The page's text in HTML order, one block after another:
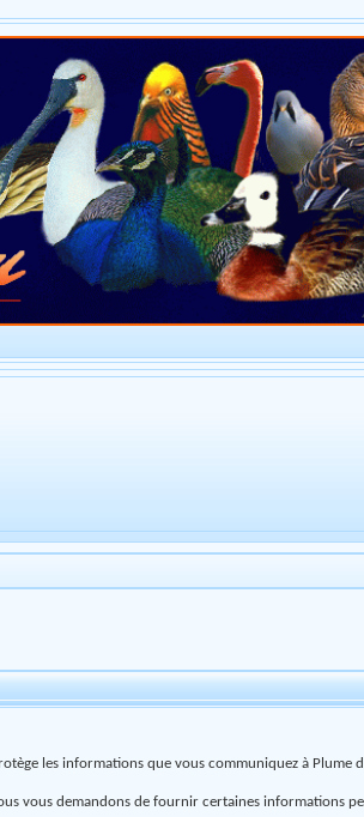
les informations que vous communiquez à Plume
vous demandons de fournir certaines